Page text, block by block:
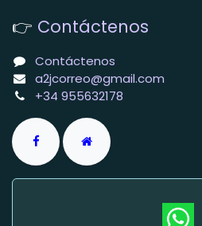
👉 Contáctenos
Contáctenos
a2jcorreo@gmail.com
+34 955632178